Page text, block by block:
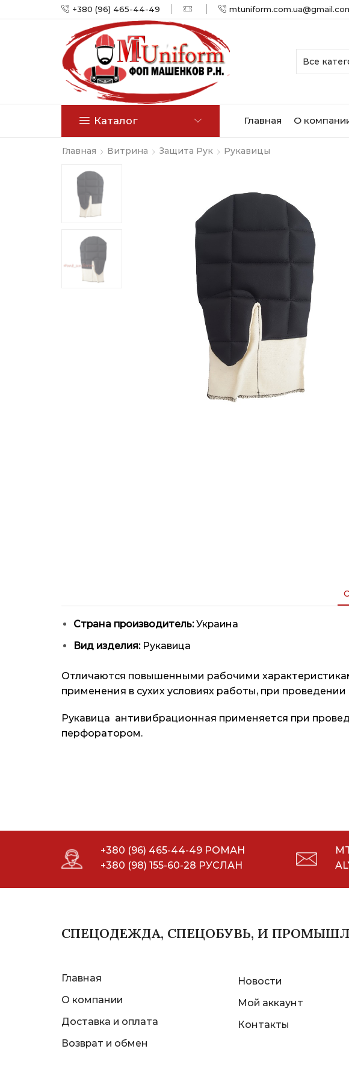
+380 (96) 465-44-49
Каталог Главная О
Главная Витрина Защита Рук Рукавицы
Страна производитель:Украина
Вид изделия:Рукавица
Отличаются повышенными рабочими
применения в сухих условиях работы, при
Рукавица антивибрационная применяется при
перфоратором.
+380 (96) 465-44-49 РОМАН
+380 (98) 155-60-28 РУСЛАН
СПЕЦОДЕЖДА, СПЕЦОБУВЬ, И
Главная
О компании
Доставка и оплата
Возврат и обмен
Новости
Мой аккаунт
Контакты